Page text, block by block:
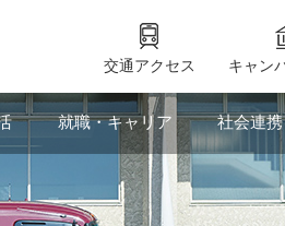
交通アクセス キャン
就職・キャリア 社会連携